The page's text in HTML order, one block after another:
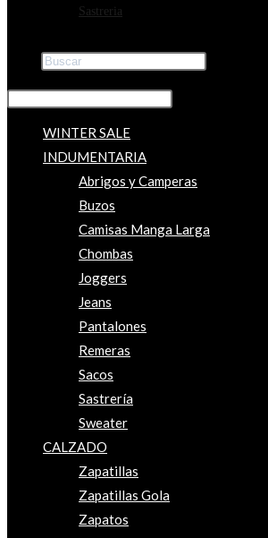
Sastreria
WINTER SALE
INDUMENTARIA
Abrigos y Camperas
Buzos
Camisas Manga Larga
Chombas
Joggers
Jeans
Pantalones
Remeras
Sacos
Sastrería
Sweater
CALZADO
Zapatillas
Zapatillas Gola
Zapatos